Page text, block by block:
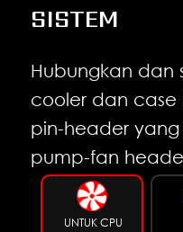
SISTEM
Hubungkan dan
cooler dan case
pin-header yang
pump-fan
UNTUK CPU